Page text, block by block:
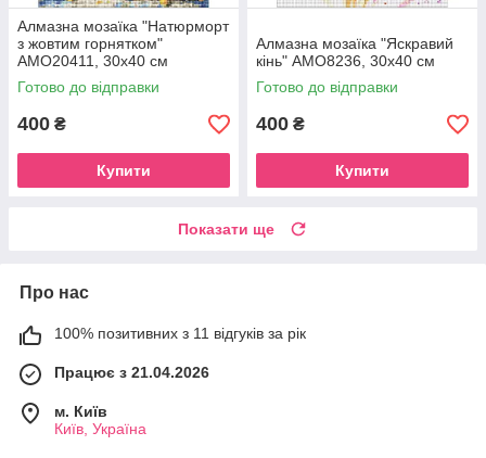
Алмазна мозаїка "Натюрморт
з жовтим горнятком"
AMO20411, 30х40 см
Готово до відправки
400 ₴
Купити
Алмазна мозаїка "Яскравий
кінь" AMO8236, 30х40 см
Готово до відправки
400 ₴
Купити
Показати ще
Про нас
100% позитивних з 11 відгуків за рік
Працює з 21.04.2026
м. Київ
Київ, Україна